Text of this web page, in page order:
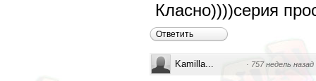
Класно))))серия
Ответить
Kamilla... · 757 недель назад